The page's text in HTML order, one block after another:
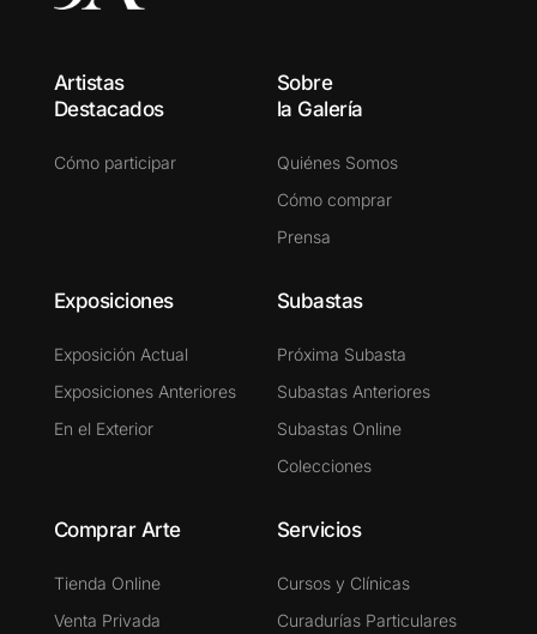
Artistas
Destacados
Cómo participar
Sobre
la Galería
Quiénes Somos
Cómo comprar
Prensa
Exposiciones
Exposición Actual
Exposiciones Anteriores
En el Exterior
Subastas
Próxima Subasta
Subastas Anteriores
Subastas Online
Colecciones
Comprar Arte
Tienda Online
Venta Privada
Servicios
Cursos y Clínicas
Curadurías Particulares